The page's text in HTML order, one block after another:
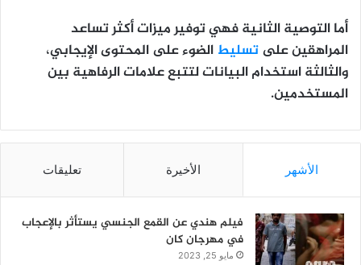
أما التوصية الثانية فهي توفير ميزات أكثر تساعد
المراهقين علىتسليط الضوء على المحتوى الإيجابي،
والثالثة استخدام البيانات لتتبع علامات الرفاهية بين
المستخدمين.
الأشهر الأخيرة تعليقات
فيلم هندي عن القمع الجنسي يستأثر بالإعجاب
في مهرجان كان
مايو 25, 2023